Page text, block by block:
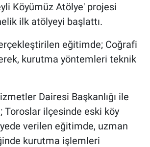
Köyümüz Atölye' projesi
ilk atölyeyi başlattı.
eğitimde; Coğrafi
kurutma yöntemleri teknik
Dairesi Başkanlığı ile
Toroslar ilçesinde eski köy
verilen eğitimde, uzman
kurutma işlemleri